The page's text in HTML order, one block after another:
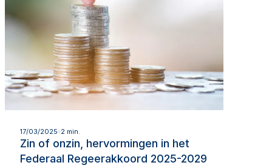
17/03/2025 2 min.
Zin of onzin, hervormingen in het
Federaal Regeerakkoord 2025-2029
Lees meer